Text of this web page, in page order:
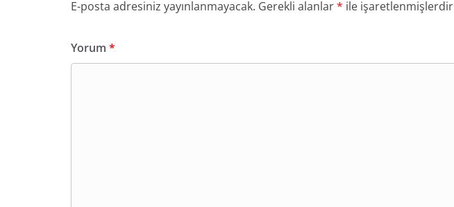
E-posta adresiniz yayınlanmayacak. Gerekli alanlar* ile işaretlenmişlerdir
Yorum *